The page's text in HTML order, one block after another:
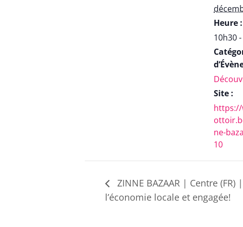
Heure :
10h30
Site :
ne-
10
ZINNE BAZAAR | Centre
l’économie locale et engagée!